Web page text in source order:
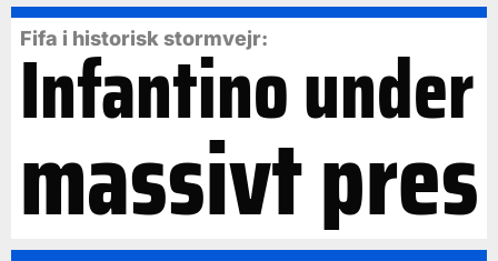
Fifa i historisk stormvejr:
Infantino under
massivt pres